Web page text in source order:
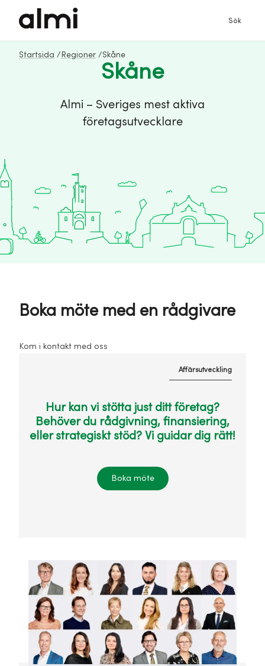
Sök
Startsida / Regioner /Skåne
Skåne
Almi – Sveriges mest aktiva
företagsutvecklare
Boka möte med en rådgivare
Kom i kontakt med oss
Affärsutveckling
Hur kan vi stötta just ditt företag?
Behöver du rådgivning, finansiering,
eller strategiskt stöd? Vi guidar dig rätt!
Boka möte